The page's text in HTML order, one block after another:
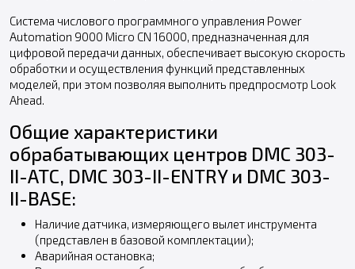
Система числового программного управления Power
Automation 9000 Micro CN 16000, предназначенная для
цифровой передачи данных, обеспечивает высокую скорость
обработки и осуществления функций представленных
моделей, при этом позволяя выполнить предпросмотр Look
Ahead.
Общие характеристики
обрабатывающих центров DMC 303-
II-ATC, DMC 303-II-ENTRY и DMC 303-
II-BASE:
Наличие датчика, измеряющего вылет инструмента
(представлен в базовой комплектации);
Аварийная остановка;